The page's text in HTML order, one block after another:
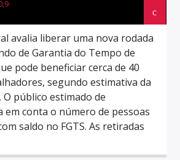
avalia liberar uma nova rodada
de Garantia do Tempo de
pode beneficiar cerca de 40
segundo estimativa da
O público estimado de
em conta o número de pessoas
saldo no FGTS. As retiradas